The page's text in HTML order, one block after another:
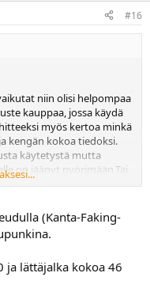
#16
niin olisi helpompaa
kauppaa, jossa käydä
myös kertoa minkä
kengän kokoa tiedoksi.
käytetystä mutta
on jäänyt pyörimään.Tai
ostos reissuilla
Aurinkoiset päivä
kahville puoltaa
jossa on kaikki suojat
pelailla irto suojien
(Kanta-Faking-
ja lättäjalka kokoa 46